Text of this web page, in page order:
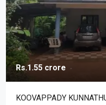
Rs.1.55 crore
KOOVAPPADY